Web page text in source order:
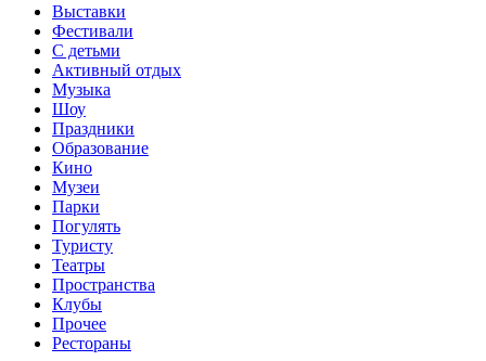
Выставки
Фестивали
С детьми
Активный отдых
Музыка
Шоу
Праздники
Образование
Кино
Музеи
Парки
Погулять
Туристу
Театры
Пространства
Клубы
Прочее
Рестораны